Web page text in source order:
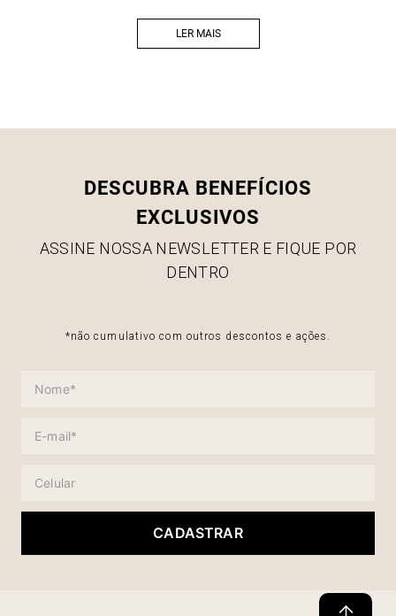
LER MAIS
DESCUBRA BENEFÍCIOS
EXCLUSIVOS
ASSINE NOSSA NEWSLETTER E FIQUE POR
DENTRO
*não cumulativo com outros descontos e ações.
CADASTRAR